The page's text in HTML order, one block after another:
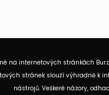
na internetových stránkách
stránek slouží výhradně
nástrojů. Veškeré názory,